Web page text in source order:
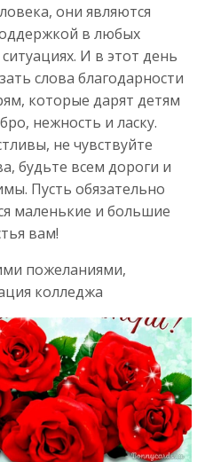
они являются
в любых
И в этот день
слова благодарности
которые дарят детям
нежность и ласку.
не чувствуйте
будьте всем дороги и
Пусть обязательно
маленькие и большие
вам!
пожеланиями,
колледжа